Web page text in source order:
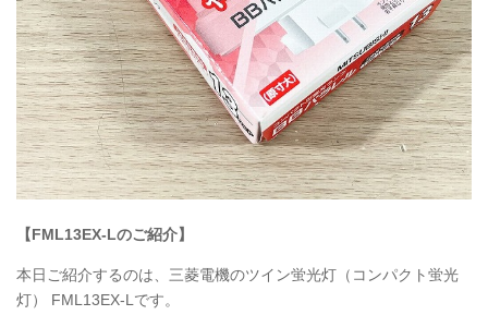
【FML13EX-Lのご紹介】
本日ご紹介するのは、三菱電機のツイン蛍光灯（コンパクト蛍光
灯） FML13EX-Lです。